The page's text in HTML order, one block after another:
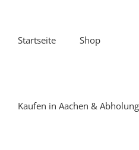
Startseite Shop
Kaufen in Aachen &